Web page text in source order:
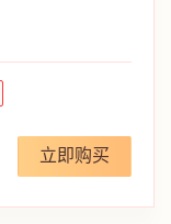
立即购买